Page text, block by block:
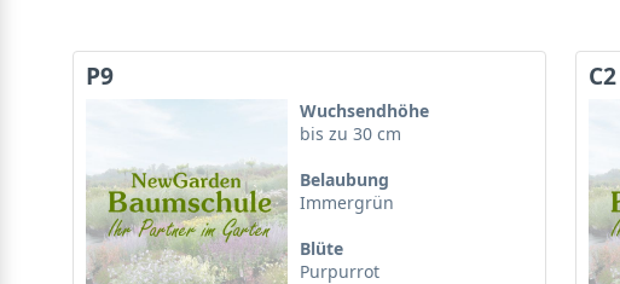
P9
Wuchsendhöhe
bis zu 30 cm
Belaubung
Immergrün
Blüte
Purpurrot
C2